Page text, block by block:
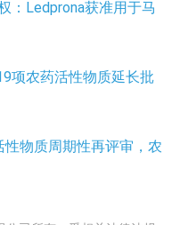
：Ledprona获准用于马
项农药活性物质延长批
性物质周期性再评审，农